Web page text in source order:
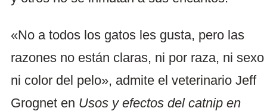
«No a todos los gatos les gusta, pero las
razones no están claras, ni por raza, ni sexo
ni color del pelo», admite el veterinario Jeff
Grognet en Usos y efectos del catnip en